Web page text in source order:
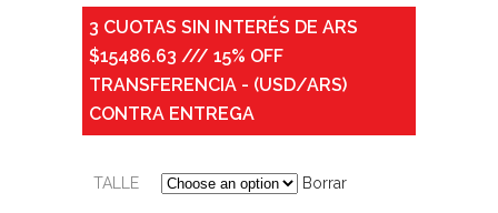
3 CUOTAS SIN INTERÉS DE ARS
$15486.63 /// 15% OFF
TRANSFERENCIA - (USD/ARS)
CONTRA ENTREGA
TALLE Borrar